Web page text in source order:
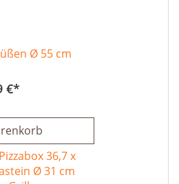
Ø 55 cm
€